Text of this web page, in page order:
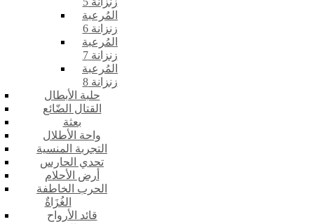
المُرعبة
زنزانة 6
المُرعبة
زنزانة 7
المُرعبة
زنزانة 8
حلبة الأبطال
القتال الضّائع
بعثة
واحة الأطلال
التجربة المنسية
تحدي الحارس
أرض الأحلام
الحرب الخاطفة
الغُزَاةٌ
قائد الأرواح